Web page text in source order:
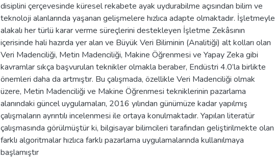
disiplini çerçevesinde küresel rekabete ayak uydurabilme açısından bilim ve
teknoloji alanlarında yaşanan gelişmelere hızlıca adapte olmaktadır. İşletmeyle
alakalı her türlü karar verme süreçlerini destekleyen İşletme Zekâsının
içerisinde hali hazırda yer alan ve Büyük Veri Biliminin (Analitiği) alt kolları olan
Veri Madenciliği, Metin Madenciliği, Makine Öğrenmesi ve Yapay Zeka gibi
kavramlar sıkça başvurulan teknikler olmakla beraber, Endüstri 4.0’la birlikte
önemleri daha da artmıştır. Bu çalışmada, özellikle Veri Madenciliği olmak
üzere, Metin Madenciliği ve Makine Öğrenmesi tekniklerinin pazarlama
alanındaki güncel uygulamaları, 2016 yılından günümüze kadar yapılmış
çalışmaların ayrıntılı incelenmesi ile ortaya konulmaktadır. Yapılan literatür
çalışmasında görülmüştür ki, bilgisayar bilimcileri tarafından geliştirilmekte olan
farklı algoritmalar hızlıca farklı pazarlama uygulamalarında kullanılmaya
başlamıştır